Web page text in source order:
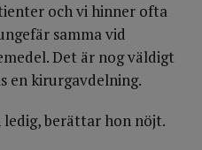
och vi hinner ofta
samma vid
Det är nog väldigt
en kirurgavdelning.
ledig, berättar hon nöjt.